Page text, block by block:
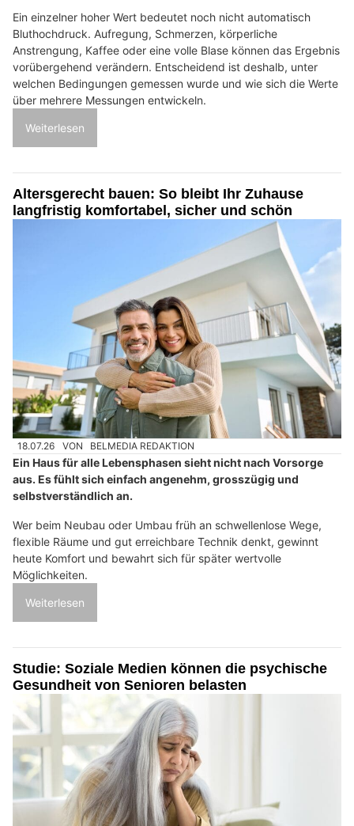
Ein einzelner hoher Wert bedeutet noch nicht automatisch
Bluthochdruck. Aufregung, Schmerzen, körperliche
Anstrengung, Kaffee oder eine volle Blase können das Ergebnis
vorübergehend verändern. Entscheidend ist deshalb, unter
welchen Bedingungen gemessen wurde und wie sich die Werte
über mehrere Messungen entwickeln.
Weiterlesen
Altersgerecht bauen: So bleibt Ihr Zuhause
langfristig komfortabel, sicher und schön
18.07.26 VON BELMEDIA REDAKTION
Ein Haus für alle Lebensphasen sieht nicht nach Vorsorge
aus. Es fühlt sich einfach angenehm, grosszügig und
selbstverständlich an.
Wer beim Neubau oder Umbau früh an schwellenlose Wege,
flexible Räume und gut erreichbare Technik denkt, gewinnt
heute Komfort und bewahrt sich für später wertvolle
Möglichkeiten.
Weiterlesen
Studie: Soziale Medien können die psychische
Gesundheit von Senioren belasten